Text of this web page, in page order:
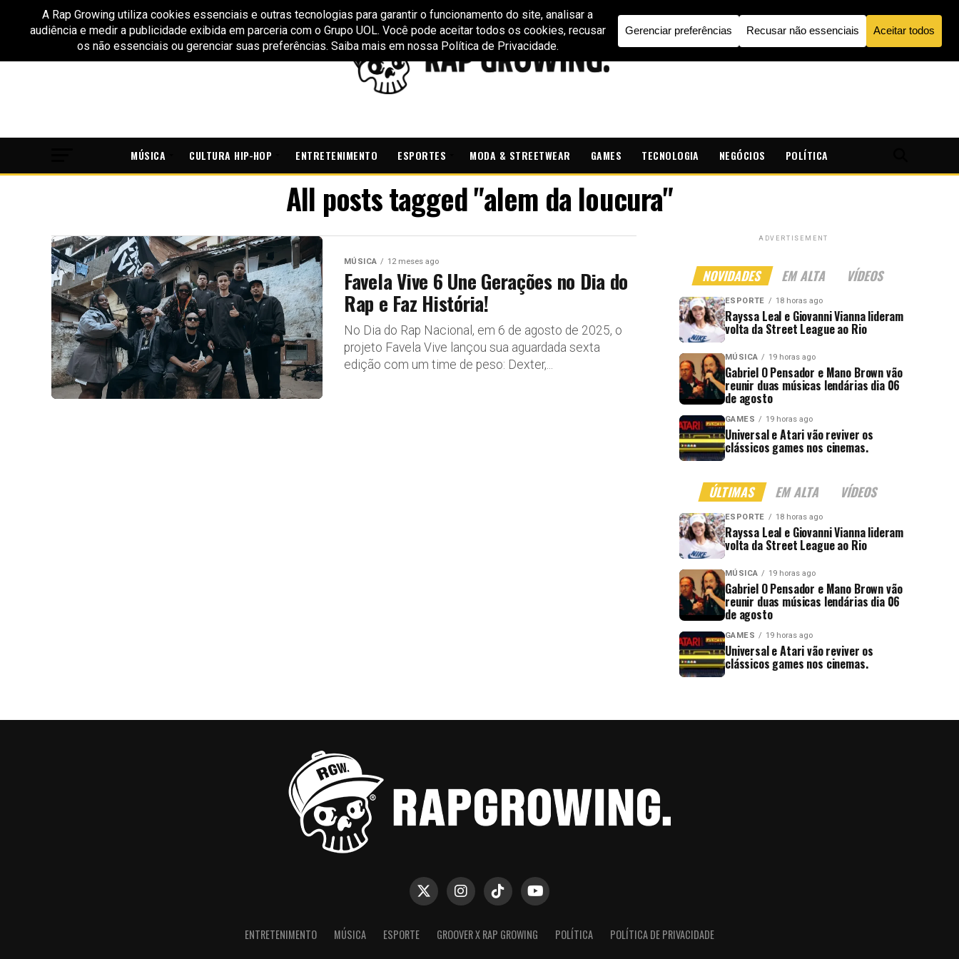
MÚSICA CULTURA HIP-HOP ENTRETENIMENTO ESPORTES MODA & STREETWEAR GAMES TECNOLOGIA NEGÓCIOS POLÍTICA
All posts tagged "alem da loucura"
MÚSICA 12 meses ago
Favela Vive 6 Une Gerações no Dia do
Rap e Faz História!
No Dia do Rap Nacional, em 6 de agosto de 2025, o
projeto Favela Vive lançou sua aguardada sexta
edição com um time de peso: Dexter,...
ADVERTISEMENT
NOVIDADES EM ALTA VÍDEOS
ESPORTE 18 horas ago
Rayssa Leal e Giovanni Vianna lideram
volta da Street League ao Rio
MÚSICA 19 horas ago
Gabriel O Pensador e Mano Brown vão
reunir duas músicas lendárias dia 06
de agosto
GAMES 19 horas ago
Universal e Atari vão reviver os
clássicos games nos cinemas.
ÚLTIMAS EM ALTA VÍDEOS
ESPORTE 18 horas ago
Rayssa Leal e Giovanni Vianna lideram
volta da Street League ao Rio
MÚSICA 19 horas ago
Gabriel O Pensador e Mano Brown vão
reunir duas músicas lendárias dia 06
de agosto
GAMES 19 horas ago
Universal e Atari vão reviver os
clássicos games nos cinemas.
ENTRETENIMENTO MÚSICA ESPORTE GROOVER X RAP GROWING POLÍTICA POLÍTICA DE PRIVACIDADE